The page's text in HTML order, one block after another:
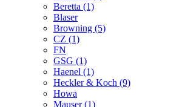
Beretta (1)
Blaser
Browning (5)
CZ (1)
FN
GSG (1)
Haenel (1)
Heckler & Koch (9)
Howa
Mauser (1)